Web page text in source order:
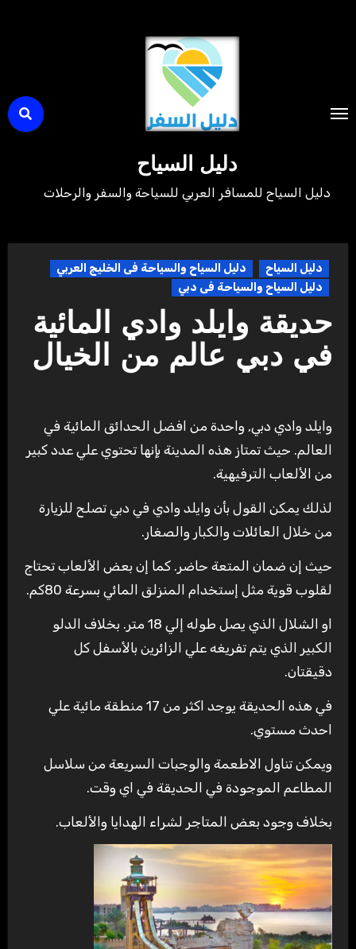
دليل السياح
دليل السياح للمسافر العربي للسياحة والسفر والرحلات
دليل السياح
دليل السياح والسياحة فى الخليج العربي
دليل السياح والسياحة فى دبي
حديقة وايلد وادي المائية
في دبي عالم من الخيال
وايلد وادي دبي, واحدة من افضل الحدائق المائية في
العالم. حيث تمتاز هذه المدينة بإنها تحتوي علي عدد كبير
من الألعاب الترفيهية.
لذلك يمكن القول بأن وايلد وادي في دبي تصلح للزيارة
من خلال العائلات والكبار والصغار.
حيث إن ضمان المتعة حاضر. كما إن بعض الألعاب تحتاج
لقلوب قوية مثل إستخدام المنزلق المائي بسرعة 80كم.
او الشلال الذي يصل طوله إلي 18 متر. بخلاف الدلو
الكبير الذي يتم تفريغه علي الزائرين بالأسفل كل
دقيقتان.
في هذه الحديقة يوجد اكثر من 17 منطقة مائية علي
احدث مستوي.
ويمكن تناول الاطعمة والوجبات السريعة من سلاسل
المطاعم الموجودة في الحديقة في اي وقت.
بخلاف وجود بعض المتاجر لشراء الهدايا والألعاب.